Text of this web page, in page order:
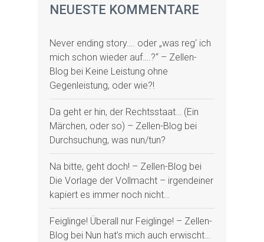
NEUESTE KOMMENTARE
Never ending story…. oder „was reg‘ ich
mich schon wieder auf….?“ – Zellen-
Blog bei Keine Leistung ohne
Gegenleistung, oder wie?!
Da geht er hin, der Rechtsstaat… (Ein
Märchen, oder so) – Zellen-Blog bei
Durchsuchung, was nun/tun?
Na bitte, geht doch! – Zellen-Blog bei
Die Vorlage der Vollmacht – irgendeiner
kapiert es immer noch nicht…
Feiglinge! Überall nur Feiglinge! – Zellen-
Blog bei Nun hat’s mich auch erwischt…